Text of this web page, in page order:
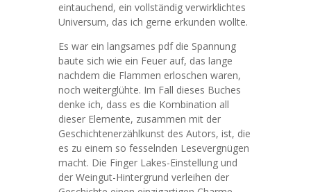
eintauchend, ein vollständig verwirklichtes
Universum, das ich gerne erkunden wollte.
Es war ein langsames pdf die Spannung
baute sich wie ein Feuer auf, das lange
nachdem die Flammen erloschen waren,
noch weiterglühte. Im Fall dieses Buches
denke ich, dass es die Kombination all
dieser Elemente, zusammen mit der
Geschichtenerzählkunst des Autors, ist, die
es zu einem so fesselnden Lesevergnügen
macht. Die Finger Lakes-Einstellung und
der Weingut-Hintergrund verleihen der